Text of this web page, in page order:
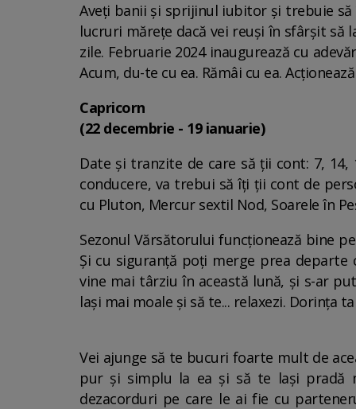
Aveți banii și sprijinul iubitor și trebuie
lucruri mărețe dacă vei reuși în sfârșit să
zile. Februarie 2024 inaugurează cu
Acum, du-te cu ea. Rămâi cu ea.
Capricorn
(22 decembrie - 19 ianuarie)
Date și tranzite de care să ții cont: 7,
conducere, va trebui să îți ții cont de
cu Pluton, Mercur sextil Nod, Soarele în
Sezonul Vărsătorului funcționează bine
Și cu siguranță poți merge prea departe
vine mai târziu în această lună, și s-ar
lași mai moale și să te... relaxezi. Dorința
Vei ajunge să te bucuri foarte mult de
pur și simplu la ea și să te lași pradă
dezacorduri pe care le ai fie cu